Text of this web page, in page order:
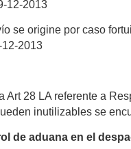
12-2013
se origine por caso
12-2013
Art 28 LA referente a
inutilizables se
de aduana en el